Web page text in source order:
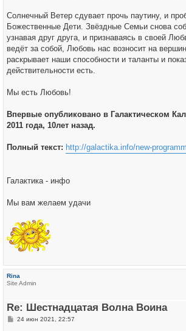
Солнечный Ветер сдувает прочь паутину, и
Божественные Дети. Звёздные Семьи снова
узнавая друг друга, и признаваясь в своей
ведёт за собой, Любовь нас возносит на
раскрывает наши способности и таланты и
действительности есть.
Мы есть Любовь!
Впервые опубликовано в Галактическом
2011 года, 10лет назад.
Полный текст: http://galactika.info/new-
Галактика - инфо
Мы вам желаем удачи
Rina
Site Admin
Re: Шестнадцатая Волна Воина
С24 июн 2021, 22:57